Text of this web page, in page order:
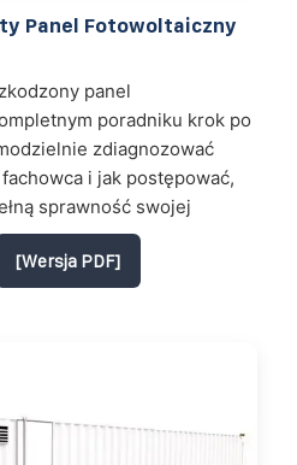
Panel Fotowoltaiczny
panel
poradniku krok po
zdiagnozować
i jak postępować,
sprawność swojej
[Wersja PDF]